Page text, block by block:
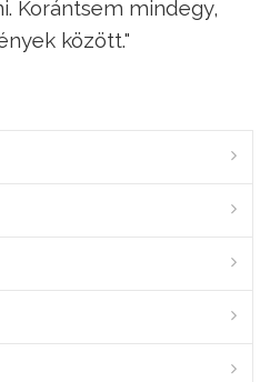
Korántsem mindegy,
között."